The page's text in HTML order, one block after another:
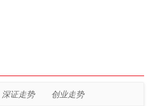
深证走势 创业走势